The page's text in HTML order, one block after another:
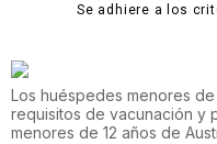
Se adhiere a los
Los huéspedes menores
requisitos de vacunación y
menores de 12 años de